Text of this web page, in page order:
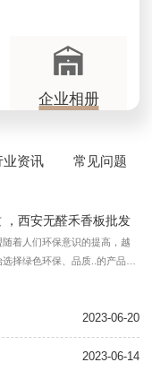
企业相册
业资讯 常见问题
，西安无醛禾香板批发
着人们环保意识的提高，越
择绿色环保、品质..的产品。
...
2023-06-20
2023-06-14